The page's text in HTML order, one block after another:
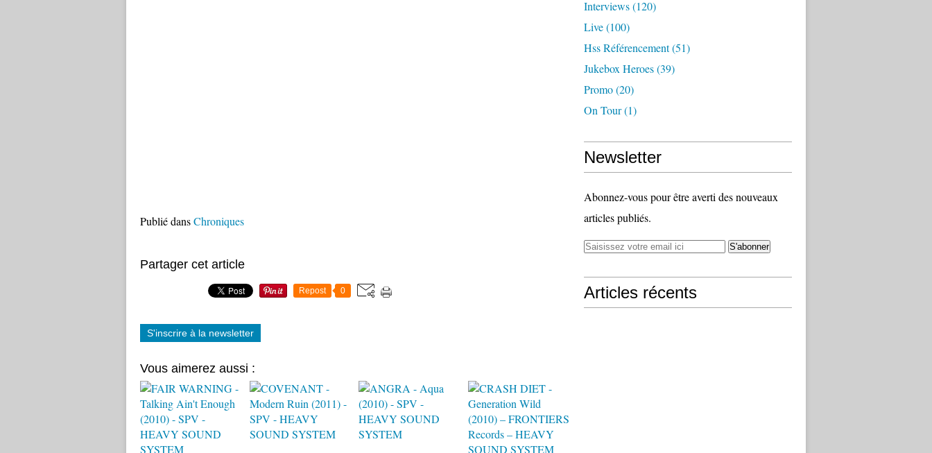
Publié dansChroniques
Partager cet article
Repost 0
S'inscrire à la newsletter
Vous aimerez aussi :
Interviews(120)
Live(100)
Hss Référencement(51)
Jukebox Heroes(39)
Promo(20)
On Tour(1)
Newsletter
Abonnez-vous pour être averti des nouveaux
articles publiés.
Articles récents